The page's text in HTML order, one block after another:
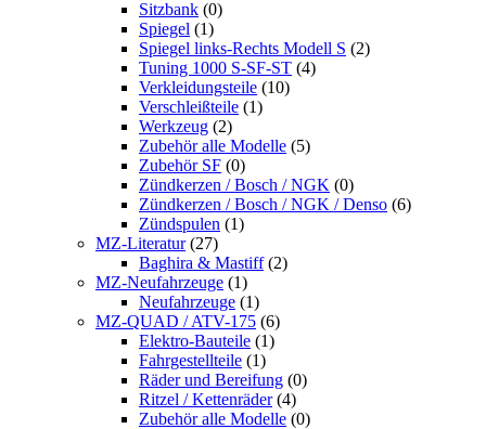
Sitzbank (0)
Spiegel (1)
Spiegel links-Rechts Modell S (2)
Tuning 1000 S-SF-ST (4)
Verkleidungsteile (10)
Verschleißteile (1)
Werkzeug (2)
Zubehör alle Modelle (5)
Zubehör SF (0)
Zündkerzen / Bosch / NGK (0)
Zündkerzen / Bosch / NGK / Denso (6)
Zündspulen (1)
MZ-Literatur (27)
Baghira & Mastiff (2)
MZ-Neufahrzeuge (1)
Neufahrzeuge (1)
MZ-QUAD / ATV-175 (6)
Elektro-Bauteile (1)
Fahrgestellteile (1)
Räder und Bereifung (0)
Ritzel / Kettenräder (4)
Zubehör alle Modelle (0)